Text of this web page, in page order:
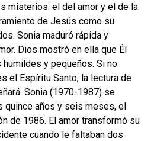
misterios: el del amor y el de la
de Jesús como su
Sonia maduró rápida y
Dios mostró en ella que Él
y pequeños. Si no
el Espíritu Santo, la lectura de
Sonia (1970-1987) se
quince años y seis meses, el
de 1986. El amor transformó su
cuando le faltaban dos